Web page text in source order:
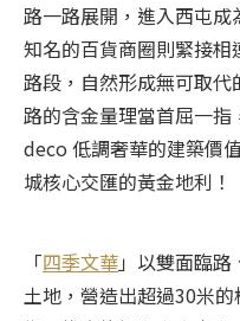
路一路展開，進入西屯
知名的百貨商圈則緊接
路段，自然形成無可取
路的含金量理當首屈一指
deco 低調奢華的建築價
城核心交匯的黃金地利！
「四季文華」以雙面臨
土地，營造出超過30米